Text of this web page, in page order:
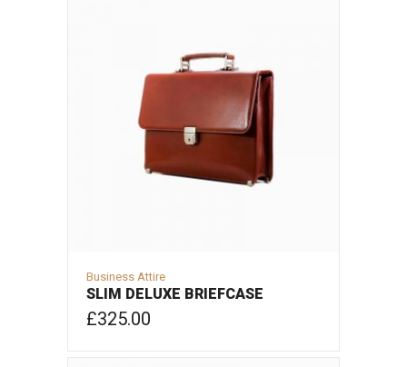
Business Attire
SLIM DELUXE BRIEFCASE
£325.00